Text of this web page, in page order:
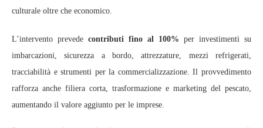
culturale oltre che economico.
L’intervento prevede contributi fino al 100% per investimenti su
imbarcazioni, sicurezza a bordo, attrezzature, mezzi refrigerati,
tracciabilità e strumenti per la commercializzazione. Il provvedimento
rafforza anche filiera corta, trasformazione e marketing del pescato,
aumentando il valore aggiunto per le imprese.